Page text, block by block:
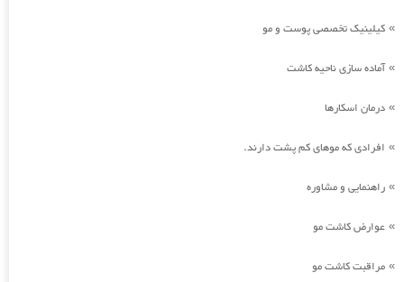
» کیلینیک تخصصی پوست و مو
»آماده سازی ناحیه کاشت
» درمان اسکارها
» افرادی که موهای کم پشت دارند.
» راهنمایی و مشاوره
» عوارض کاشت مو
» مراقبت کاشت مو